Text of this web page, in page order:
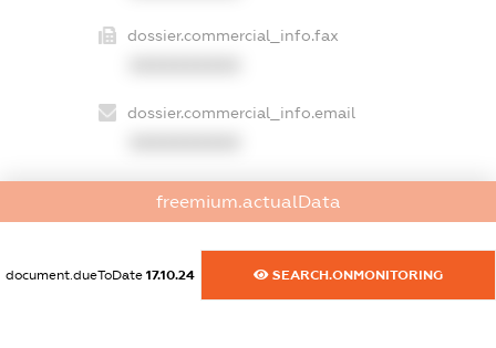
dossier.commercial_info.fax
dossier.commercial_info.email
XXXXXXXXXX
dossier.commercial_info.activity
XXXXXXXXXX
freemium.actualData
document.dueToDate 17.10.24 SEARCH.ONMONITORING